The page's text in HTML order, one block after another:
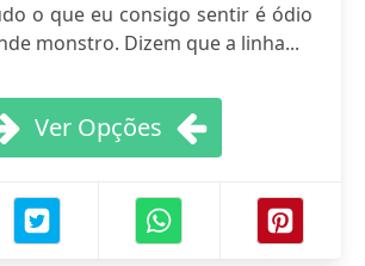
o que eu consigo sentir é ódio
monstro. Dizem que a linha...
Ver Opções